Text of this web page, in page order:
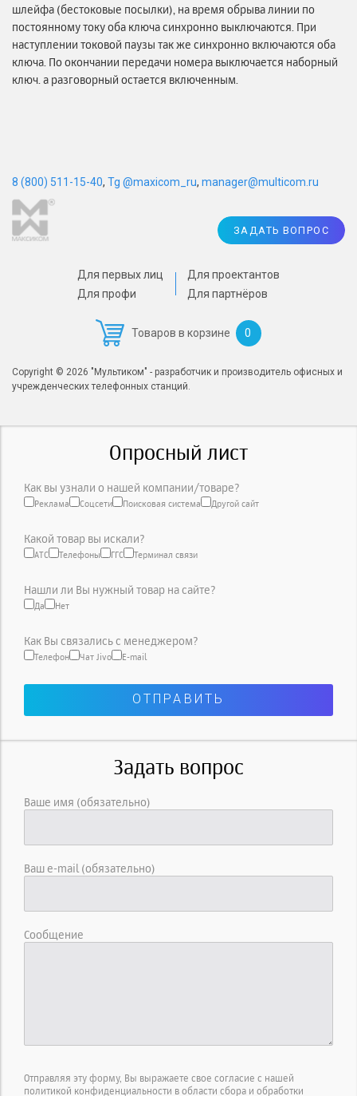
шлейфа (бестоковые посылки), на время обрыва линии по
постоянному току оба ключа синхронно выключаются. При
наступлении токовой паузы так же синхронно включаются оба
ключа. По окончании передачи номера выключается наборный
ключ. а разговорный остается включенным.
Для первых лиц
Для профи
Для проектантов
Для партнёров
Товаров в корзине 0
ЗАДАТЬ ВОПРОС
Copyright © 2026 "Мультиком" - разработчик и производитель офисных и
учрежденческих телефонных станций.
8 (800) 511-15-40, Tg @maxicom_ru, manager@multicom.ru
Опросный лист
Как вы узнали о нашей компании/товаре?
Реклама Соцсети Поисковая система Другой сайт
Какой товар вы искали?
АТС Телефоны ГГС Терминал связи
Нашли ли Вы нужный товар на сайте?
Да Нет
Как Вы связались с менеджером?
Телефон Чат Jivo E-mail
Задать вопрос
Ваше имя (обязательно)
Ваш e-mail (обязательно)
Сообщение
Отправляя эту форму, Вы выражаете свое согласие с нашей
политикой конфиденциальности в области сбора и обработки